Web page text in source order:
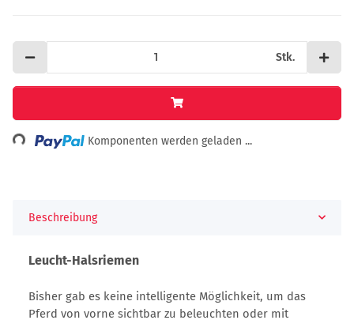
Stk.
Loading... Komponenten werden geladen ...
Beschreibung
Leucht-Halsriemen
Bisher gab es keine intelligente Möglichkeit, um das
Pferd von vorne sichtbar zu beleuchten oder mit